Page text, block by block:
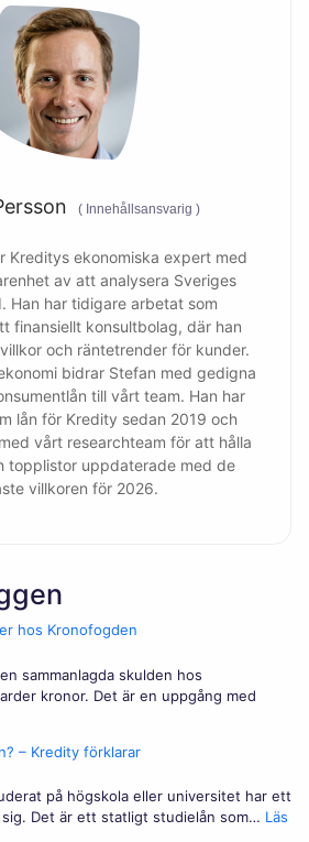
( Innehållsansvarig )
Kreditys ekonomiska expert med
av att analysera Sveriges
Han har tidigare arbetat som
finansiellt konsultbolag, där han
och räntetrender för kunder.
bidrar Stefan med gedigna
till vårt team. Han har
lån för Kredity sedan 2019 och
vårt researchteam för att hålla
topplistor uppdaterade med de
villkoren för 2026.
hos Kronofogden
sammanlagda skulden hos
kronor. Det är en uppgång med
– Kredity förklarar
på högskola eller universitet har ett
Det är ett statligt studielån som… Läs